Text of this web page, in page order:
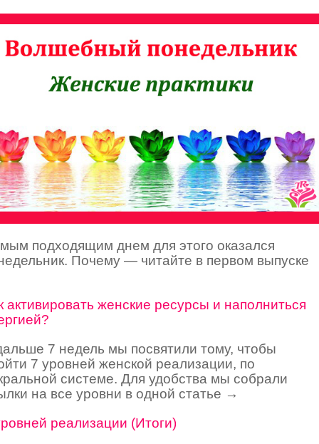
подходящим днем для этого оказался
Почему — читайте в первом выпуске
активировать женские ресурсы и наполниться
7 недель мы посвятили тому, чтобы
7 уровней женской реализации, по
системе. Для удобства мы собрали
на все уровни в одной статье →
реализации (Итоги)